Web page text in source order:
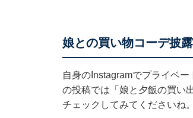
娘との買い物コーデ披露
自身のInstagramでプライベ
の投稿では「娘と夕飯の買い
チェックしてみてくださいね。